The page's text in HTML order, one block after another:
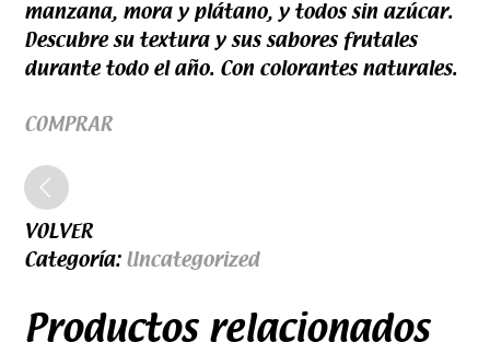
manzana, mora y plátano, y todos sin azúcar.
Descubre su textura y sus sabores frutales
durante todo el año. Con colorantes naturales.
COMPRAR
VOLVER
Categoría: Uncategorized
Productos relacionados